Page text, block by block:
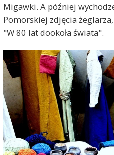
Migawki. A później
Pomorskiej zdjęcia
"W 80 lat dookoła świata".